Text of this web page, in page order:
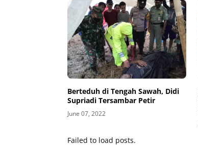
Berteduh di Tengah Sawah, Didi
Supriadi Tersambar Petir
June 07, 2022
Failed to load posts.